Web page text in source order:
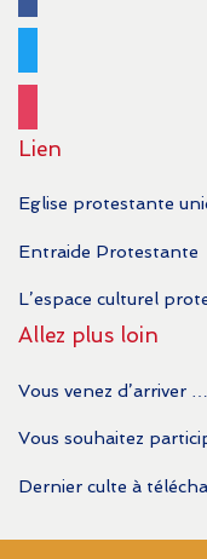
Lien
Eglise protestante
Entraide Protestante
L’espace culturel
Allez plus loin
Vous venez d’arriver …
Vous souhaitez
Dernier culte à